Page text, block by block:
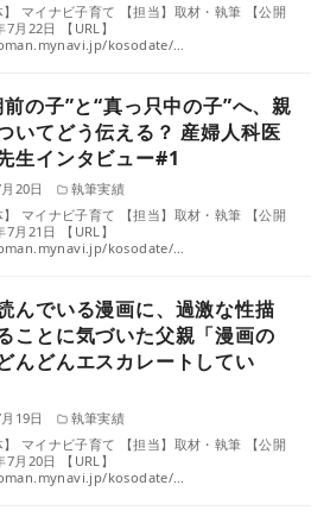
】 マイナビ子育て 【担当】取材・執筆 【公開
月22日 【URL】
kosodate/…
の子”と“真っ只中の子”へ、親
いてどう伝える？ 産婦人科医
生インタビュー#1
20日
執筆実績
】 マイナビ子育て 【担当】取材・執筆 【公開
月21日 【URL】
kosodate/…
んでいる漫画に、過激な性描
ことに気づいた父親「漫画の
んどんエスカレートしてい
19日
執筆実績
】 マイナビ子育て 【担当】取材・執筆 【公開
月20日 【URL】
kosodate/…